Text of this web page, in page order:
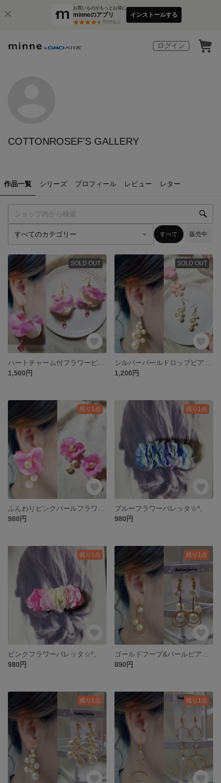
お買いものがもっとお得に
minneのアプリ
3万件以上
インストールする
ログイン
COTTONROSEF'S GALLERY
作品一覧 シリーズ プロフィール レビュー レター
すべて 販売中
SOLD OUT
1,500円
SOLD OUT
1,200円
残り1点
980円
残り1点
ブルーフラワーバレッタ☆*。
980円
残り1点
ピンクフラワーバレッタ☆*。
980円
残り1点
890円
残り1点 残り1点